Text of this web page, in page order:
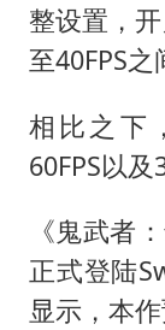
整设置，
至40FPS之
相比之下
60FPS以及
《鬼武者
正式登陆
显示，本